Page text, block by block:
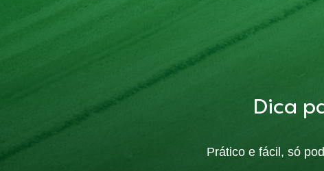
Dica
Prático e fácil, só